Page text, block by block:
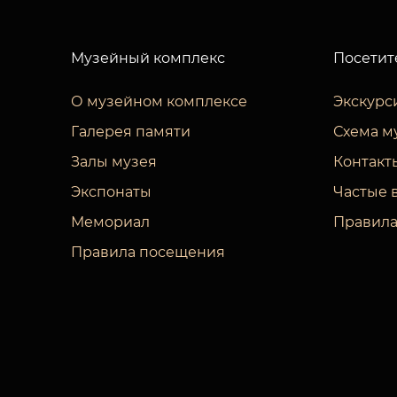
Музейный комплекс
О музейном комплексе
Галерея памяти
Залы музея
Экспонаты
Мемориал
Правила посещения
Схема
Частые